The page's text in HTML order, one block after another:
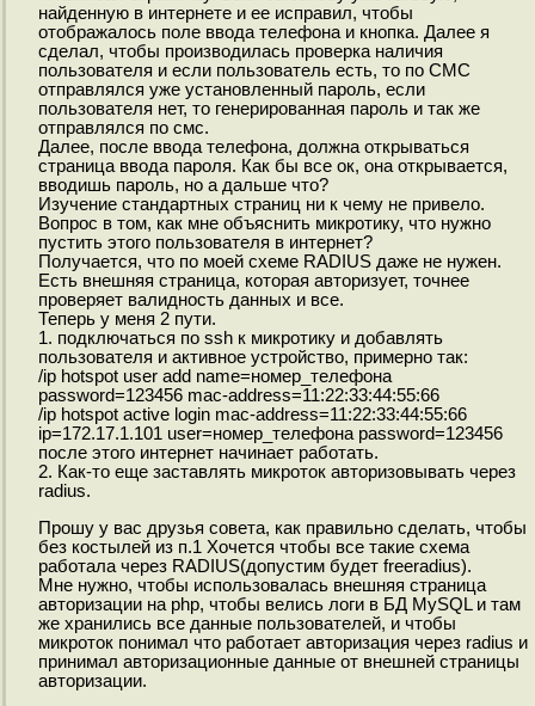
найденную в интернете и ее исправил, чтобы
отображалось поле ввода телефона и кнопка. Далее я
сделал, чтобы производилась проверка наличия
пользователя и если пользователь есть, то по СМС
отправлялся уже установленный пароль, если
пользователя нет, то генерированная пароль и так же
отправлялся по смс.
Далее, после ввода телефона, должна открываться
страница ввода пароля. Как бы все ок, она открывается,
вводишь пароль, но а дальше что?
Изучение стандартных страниц ни к чему не привело.
Вопрос в том, как мне объяснить микротику, что нужно
пустить этого пользователя в интернет?
Получается, что по моей схеме RADIUS даже не нужен.
Есть внешняя страница, которая авторизует, точнее
проверяет валидность данных и все.
Теперь у меня 2 пути.
1. подключаться по ssh к микротику и добавлять
пользователя и активное устройство, примерно так:
/ip hotspot user add name=номер_телефона
password=123456 mac-address=11:22:33:44:55:66
/ip hotspot active login mac-address=11:22:33:44:55:66
ip=172.17.1.101 user=номер_телефона password=123456
после этого интернет начинает работать.
2. Как-то еще заставлять микроток авторизовывать через
radius.
Прошу у вас друзья совета, как правильно сделать, чтобы
без костылей из п.1 Хочется чтобы все такие схема
работала через RADIUS(допустим будет freeradius).
Мне нужно, чтобы использовалась внешняя страница
авторизации на php, чтобы велись логи в БД MySQL и там
же хранились все данные пользователей, и чтобы
микроток понимал что работает авторизация через radius и
принимал авторизационные данные от внешней страницы
авторизации.